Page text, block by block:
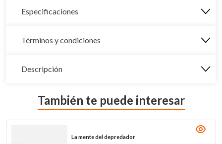
Especificaciones
Términos y condiciones
Descripción
También te puede interesar
La mente del depredador